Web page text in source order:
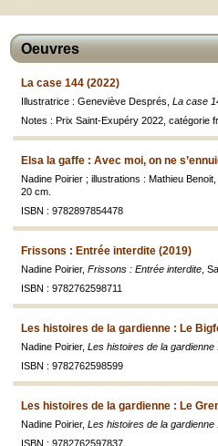
Oeuvres
La case 144 (2022)
Illustratrice : Geneviève Després, La case
Notes : Prix Saint-Exupéry 2022, catégorie
Elsa la gaffe : Avec moi, on ne
Nadine Poirier ; illustrations : Mathieu Benoit,
20 cm.
ISBN : 9782897854478
Frissons : Entrée interdite (2019)
Nadine Poirier, Frissons : Entrée interdite ,
ISBN : 9782762598711
Les histoires de la gardienne : Le
Nadine Poirier, Les histoires de la gardienne
ISBN : 9782762598599
Les histoires de la gardienne : Le
Nadine Poirier, Les histoires de la gardienne
ISBN : 9782762597837